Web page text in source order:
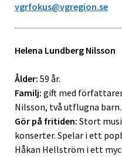
vgrfokus@vgregion.se
Helena Lundberg Nilsson
Ålder: 59 år.
Familj: gift med
Nilsson, två utflugna barn.
Gör på fritiden: Stort
konserter. Spelar i ett
Håkan Hellström i ett